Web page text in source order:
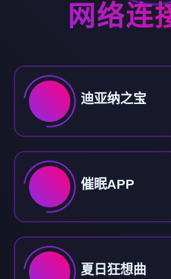
网络连
迪亚纳之宝
催眠APP
夏日狂想曲